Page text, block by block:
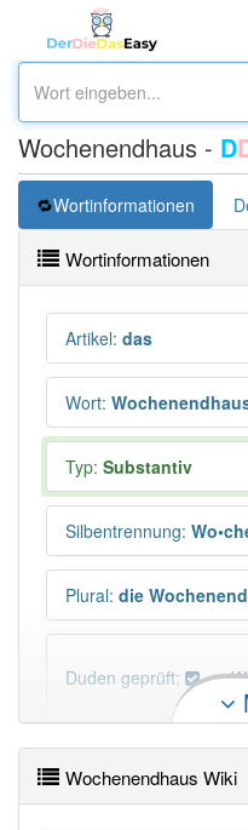
Wochenendhaus - D
Wortinformationen
Wortinformationen
Artikel: das
Wort:
Typ: Substantiv
Silbentrennung:
Plural: die
Duden geprüft:
PowerIndex:9
Wochenendhaus Wiki